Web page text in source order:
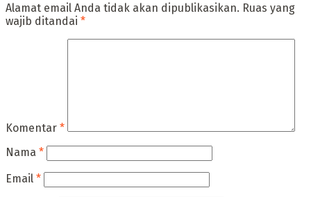
Alamat email Anda tidak akan dipublikasikan. Ruas yang
wajib ditandai *
Komentar *
Nama *
Email *